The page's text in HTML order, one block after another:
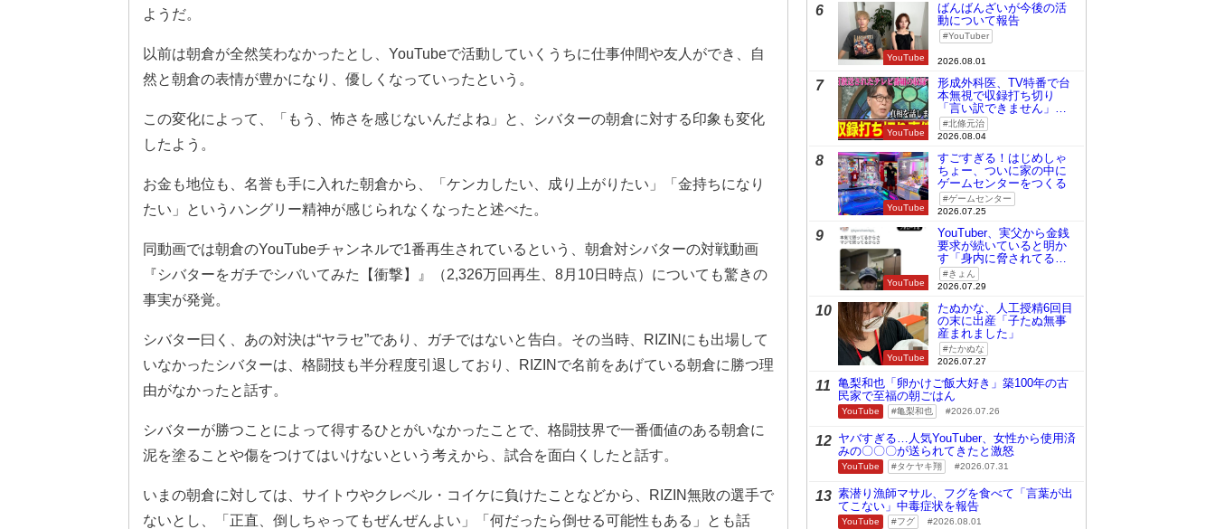
ようだ。
以前は朝倉が全然笑わなかったとし、YouTubeで活動していくうちに仕事仲間や友人ができ、自
然と朝倉の表情が豊かになり、優しくなっていったという。
この変化によって、「もう、怖さを感じないんだよね」と、シバターの朝倉に対する印象も変化
したよう。
お金も地位も、名誉も手に入れた朝倉から、「ケンカしたい、成り上がりたい」「金持ちになり
たい」というハングリー精神が感じられなくなったと述べた。
同動画では朝倉のYouTubeチャンネルで1番再生されているという、朝倉対シバターの対戦動画
『シバターをガチでシバいてみた【衝撃】』（2,326万回再生、8月10日時点）についても驚きの
事実が発覚。
シバター曰く、あの対決は“ヤラセ”であり、ガチではないと告白。その当時、RIZINにも出場して
いなかったシバターは、格闘技も半分程度引退しており、RIZINで名前をあげている朝倉に勝つ理
由がなかったと話す。
シバターが勝つことによって得するひとがいなかったことで、格闘技界で一番価値のある朝倉に
泥を塗ることや傷をつけてはいけないという考えから、試合を面白くしたと話す。
いまの朝倉に対しては、サイトウやクレベル・コイケに負けたことなどから、RIZIN無敗の選手で
ないとし、「正直、倒しちゃってもぜんぜんよい」「何だったら倒せる可能性もある」とも話
6
YouTube
ばんばんざいが今後の活
動について報告
YouTuber
2026.08.01
7
YouTube
形成外科医、TV特番で台
本無視で収録打ち切り
「言い訳できません」と
謝罪北條元治
2026.08.04
8
YouTube
すごすぎる！はじめしゃ
ちょー、ついに家の中に
ゲームセンターをつくる
ゲームセンター
2026.07.25
9
YouTube
YouTuber、実父から金銭
要求が続いていると明か
す「身内に脅されてる
の」きょん
2026.07.29
10
YouTube
たぬかな、人工授精6回目
の末に出産「子たぬ無事
産まれました」
たかぬな
2026.07.27
11
亀梨和也「卵かけご飯大好き」築100年の古
民家で至福の朝ごはん
YouTube 亀梨和也 2026.07.26
12 ヤバすぎる…人気YouTuber、女性から使用済
みの〇〇〇が送られてきたと激怒
YouTube タケヤキ翔 2026.07.31
13 素潜り漁師マサル、フグを食べて「言葉が出
てこない」中毒症状を報告
YouTube フグ 2026.08.01